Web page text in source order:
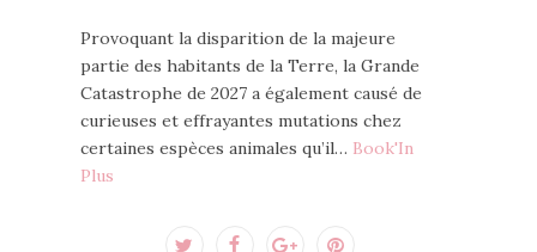
Provoquant la disparition de la majeure
partie des habitants de la Terre, la Grande
Catastrophe de 2027 a également causé de
curieuses et effrayantes mutations chez
certaines espèces animales qu’il… Book'In
Plus